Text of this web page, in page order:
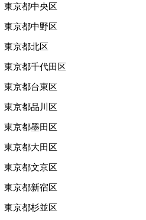
東京都中央区
東京都中野区
東京都北区
東京都千代田区
東京都台東区
東京都品川区
東京都墨田区
東京都大田区
東京都文京区
東京都新宿区
東京都杉並区